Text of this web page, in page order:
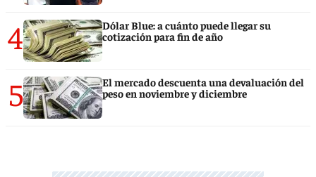
4
Dólar Blue: a cuánto puede llegar su
cotización para fin de año
5
El mercado descuenta una devaluación del
peso en noviembre y diciembre